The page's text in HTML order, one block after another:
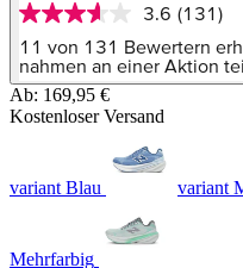
3.6
von
5
Sternen,
Durchschnittswert
der
Reviews.
derselben
3.6 (131)
11 von 131 Bewertern
nahmen an einer Aktion
Ab: 169,95 €
Kostenloser Versand
variant Blau variant
Mehrfarbig